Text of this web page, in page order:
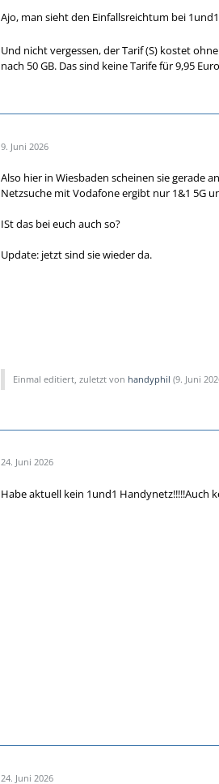
Ajo, man sieht den Einfallsreichtum bei
Und nicht vergessen, der Tarif (S) kostet
nach 50 GB. Das sind keine Tarife für 9,95
9. Juni 2026
Also hier in Wiesbaden scheinen sie gerade
Netzsuche mit Vodafone ergibt nur 1&1 5G
ISt das bei euch auch so?
Update: jetzt sind sie wieder da.
Einmal editiert, zuletzt von handyphil (9. Juni
24. Juni 2026
Habe aktuell kein 1und1 Handynetz!!!!!Auch
24. Juni 2026